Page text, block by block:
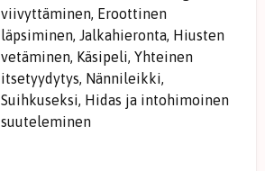
viivyttäminen, Eroottinen
läpsiminen, Jalkahieronta, Hiusten
vetäminen, Käsipeli, Yhteinen
itsetyydytys, Nännileikki,
Suihkuseksi, Hidas ja intohimoinen
suuteleminen